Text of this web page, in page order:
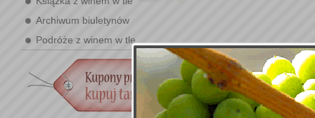
Archiwum biuletynów
Podróże z winem w tle